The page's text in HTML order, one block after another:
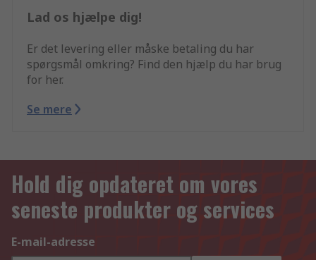
Lad os hjælpe dig!
Er det levering eller måske betaling du har
spørgsmål omkring? Find den hjælp du har brug
for her.
Se mere
Hold dig opdateret om vores
seneste produkter og services
E-mail-adresse